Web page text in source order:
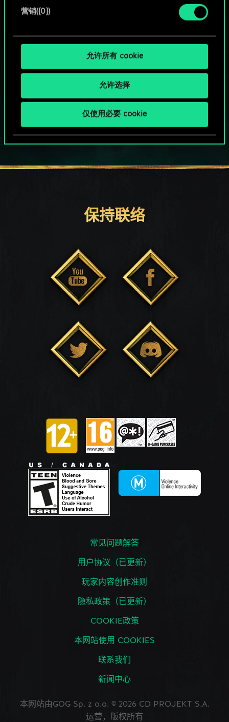
营销({0})
允许所有 cookie
允许选择
仅使用必要 cookie
HOW ABOUT A ROUND OF GWENT?
PC端免费下载游玩
保持联络
常见问题解答
用户协议（已更新）
玩家内容创作准则
隐私政策（已更新）
COOKIE政策
本网站使用 COOKIES
联系我们
新闻中心
本网站由GOG Sp. z o.o. © 2026 CD PROJEKT S.A.
运营，版权所有